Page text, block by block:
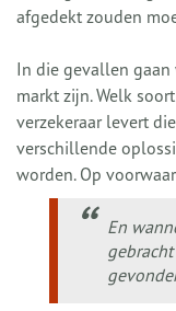
afgedekt zouden
In die gevallen
markt zijn. Welk
verzekeraar levert
verschillende
worden. Op
En